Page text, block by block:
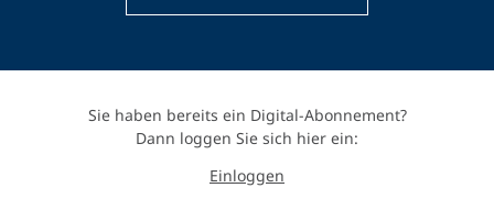
Sie haben bereits ein Digital-Abonnement?
Dann loggen Sie sich hier ein:
Einloggen